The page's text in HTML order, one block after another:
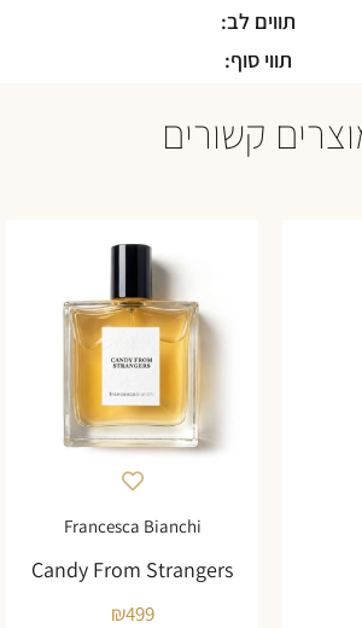
תווים לב:
תווי סוף:
קשורים
Francesca Bianchi
Candy From Strangers
₪499